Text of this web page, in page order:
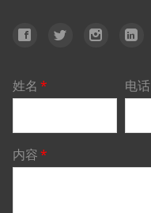
姓名 * 电话
内容*